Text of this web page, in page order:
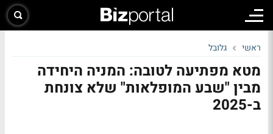
ראשי גלובל
מטא מפתיעה לטובה: המניה היחידה
מבין "שבע המופלאות" שלא צונחת
ב-2025